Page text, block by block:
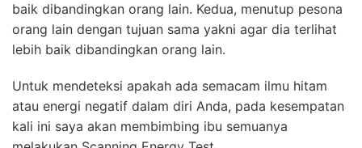
baik dibandingkan orang lain. Kedua, menutup pesona
orang lain dengan tujuan sama yakni agar dia terlihat
lebih baik dibandingkan orang lain.
Untuk mendeteksi apakah ada semacam ilmu hitam
atau energi negatif dalam diri Anda, pada kesempatan
kali ini saya akan membimbing ibu semuanya